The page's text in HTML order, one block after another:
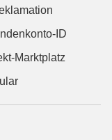
ID
Marktplatz